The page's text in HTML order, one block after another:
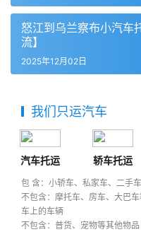
怒江到乌兰察布小汽车
流】
2025年12月02日
我们只运汽车
汽车托运 轿车托运
包 含：小轿车、私家车、二手
不包含：摩托车、房车、大巴
车上的车辆
不包含：普货、宠物等其他物品